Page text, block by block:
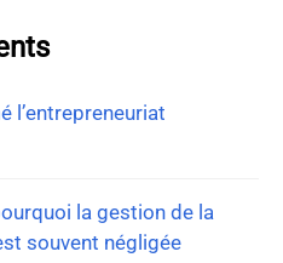
l’entrepreneuriat
la gestion de la
souvent négligée